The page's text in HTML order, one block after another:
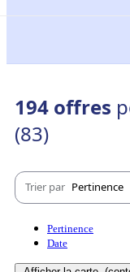
194 offres
(83)
Trier par Pertinence
Pertinence
Date